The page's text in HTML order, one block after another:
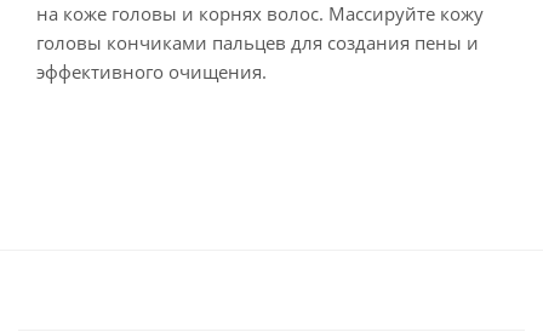
на коже головы и корнях волос. Массируйте кожу
головы кончиками пальцев для создания пены и
эффективного очищения.